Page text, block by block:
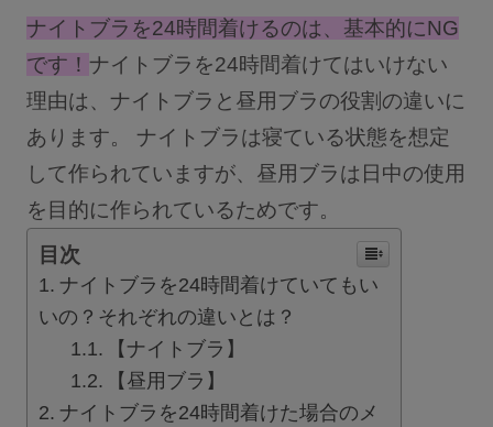
ブラトップ
ショーツ
ブラショーツセット
その他セット
フェムケア
ブラパッド／ギフト
バストケアコスメ
術後用ブラ
ランキング
ナイトブラを24時間着けるのは、基本的にNG
です！ナイトブラを24時間着けてはいけない
理由は、ナイトブラと昼用ブラの役割の違いに
あります。 ナイトブラは寝ている状態を想定
して作られていますが、昼用ブラは日中の使用
を目的に作られているためです。
目次
ナイトブラを24時間着けていてもい
いの？それぞれの違いとは？
【ナイトブラ】
【昼用ブラ】
ナイトブラを24時間着けた場合のメ